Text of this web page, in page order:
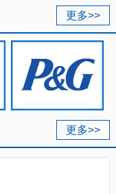
更多>>
更多>>